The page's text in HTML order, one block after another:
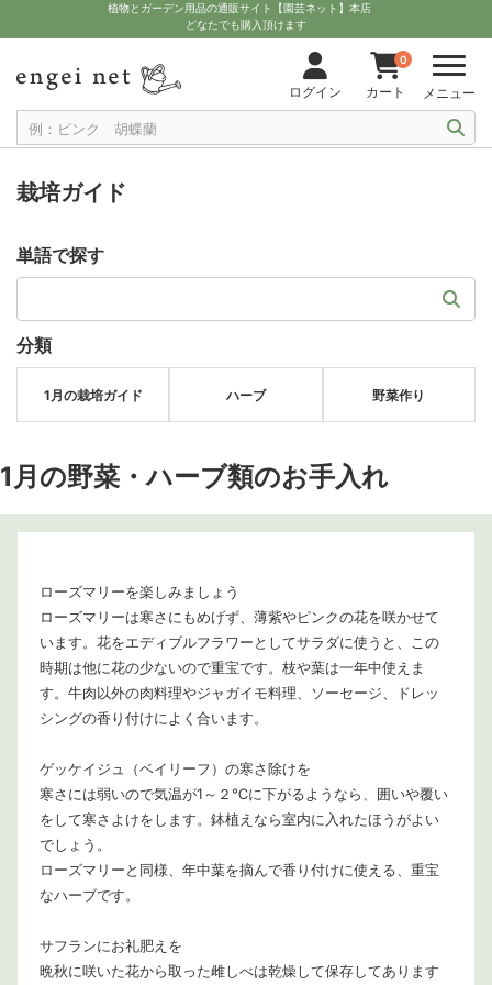
植物とガーデン用品の通販サイト【園芸ネット】本店
どなたでも購入頂けます
ログイン
0
カート メニュー
栽培ガイド
単語で探す
分類
1月の栽培ガイド ハーブ 野菜作り
1月の野菜・ハーブ類のお手入れ
ローズマリーを楽しみましょう
ローズマリーは寒さにもめげず、薄紫やピンクの花を咲かせて
います。花をエディブルフラワーとしてサラダに使うと、この
時期は他に花の少ないので重宝です。枝や葉は一年中使えま
す。牛肉以外の肉料理やジャガイモ料理、ソーセージ、ドレッ
シングの香り付けによく合います。
ゲッケイジュ（ベイリーフ）の寒さ除けを
寒さには弱いので気温が1～２℃に下がるようなら、囲いや覆い
をして寒さよけをします。鉢植えなら室内に入れたほうがよい
でしょう。
ローズマリーと同様、年中葉を摘んで香り付けに使える、重宝
なハーブです。
サフランにお礼肥えを
晩秋に咲いた花から取った雌しべは乾燥して保存してあります